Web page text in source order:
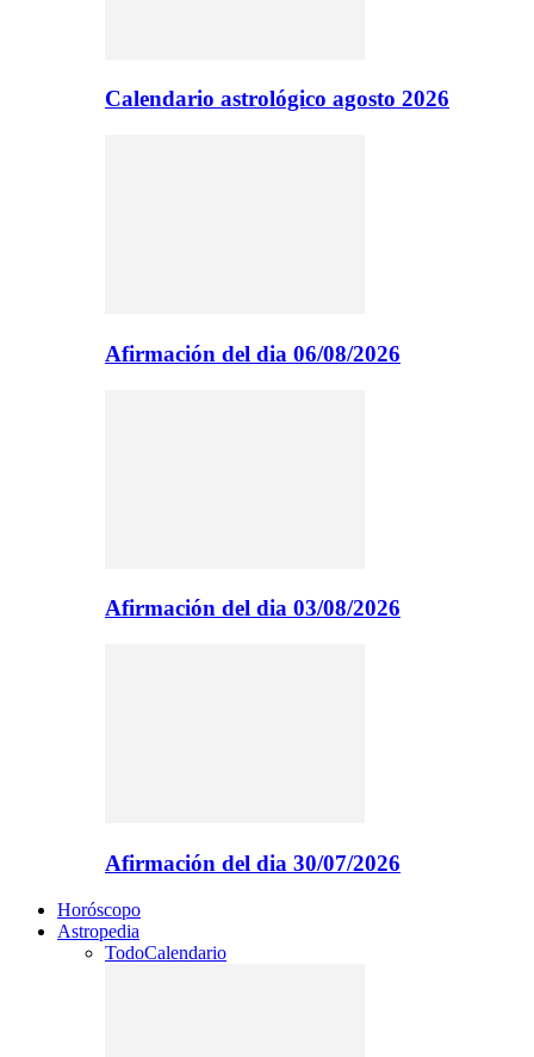
Calendario astrológico agosto 2026
Afirmación del dia 06/08/2026
Afirmación del dia 03/08/2026
Afirmación del dia 30/07/2026
Horóscopo
Astropedia
TodoCalendario